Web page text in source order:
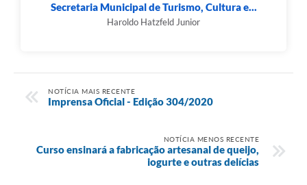
Secretaria Municipal de Turismo, Cultura e...
Haroldo Hatzfeld Junior
NOTÍCIA MAIS RECENTE
Imprensa Oficial - Edição 304/2020
NOTÍCIA MENOS RECENTE
Curso ensinará a fabricação artesanal de queijo,
iogurte e outras delícias